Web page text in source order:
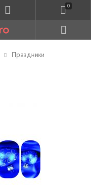
0
Праздники